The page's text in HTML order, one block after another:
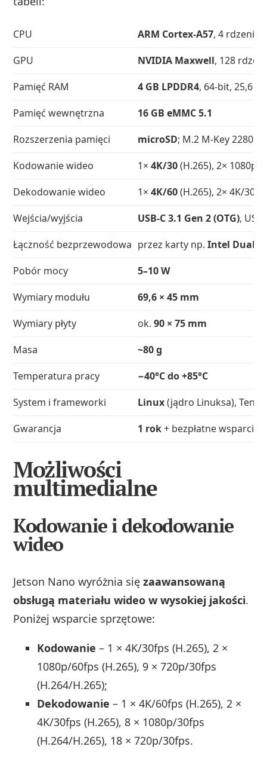
CPU ARM Cortex‑A57, 4 rdzenie,
GPU
NVIDIA Maxwell, 128
Pamięć RAM
4 GB LPDDR4, 64‑bit, 25,6
Pamięć wewnętrzna
16 GB eMMC 5.1
Rozszerzenia pamięci
microSD; M.2 M‑Key 2280
Kodowanie wideo
1×4K/30(H.265), 2× 1080p/
Dekodowanie wideo
1×4K/60(H.265), 2× 4K/30
Wejścia/wyjścia
USB‑C 3.1 Gen 2 (OTG),
Łączność bezprzewodowa przez karty np.Intel Dual
Pobór mocy
5–10 W
Wymiary modułu
69,6 × 45 mm
Wymiary płyty
ok.90 × 75 mm
Masa
~80 g
Temperatura pracy
−40°C do +85°C
System i frameworki
Linux(jądro Linuksa),
Gwarancja
1 rok+ bezpłatne wsparcie
Możliwości
multimedialne
Kodowanie i dekodowanie
wideo
Jetson Nano wyróżnia sięzaawansowaną
obsługą materiału wideo w wysokiej jakości.
Poniżej wsparcie sprzętowe:
Kodowanie – 1 × 4K/30fps (H.265), 2 ×
1080p/60fps (H.265), 9 × 720p/30fps
(H.264/H.265);
Dekodowanie – 1 × 4K/60fps (H.265), 2 ×
4K/30fps (H.265), 8 × 1080p/30fps
(H.264/H.265), 18 × 720p/30fps.